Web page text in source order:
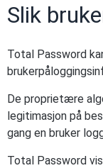
Slik
Total Password
De proprietære
legitimasjon på
gang en bruker
Total Password